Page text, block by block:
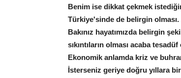
Benim ise dikkat çekmek
Türkiye'sinde de belirgin olması.
Bakınız hayatımızda belirgin
sıkıntıların olması acaba
Ekonomik anlamda kriz ve
İsterseniz geriye doğru yıllara